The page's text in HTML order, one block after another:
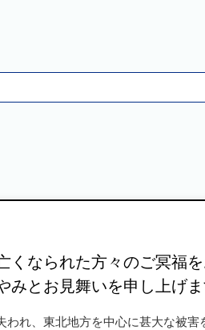
くなられた方々のご冥福
みとお見舞いを申し上げま
われ、東北地方を中心に甚大な被